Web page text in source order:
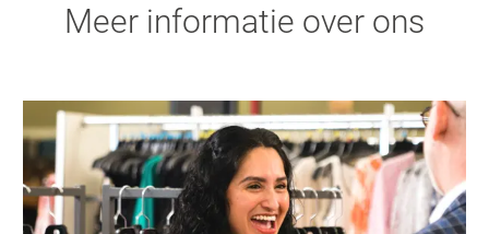
Meer informatie over ons